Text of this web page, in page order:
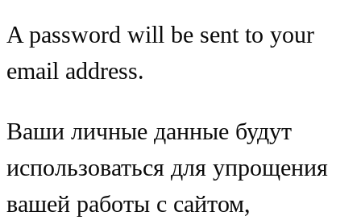
A password will be sent to your
email address.
Ваши личные данные будут
использоваться для упрощения
вашей работы с сайтом,